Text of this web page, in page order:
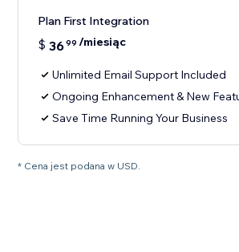
Plan First Integration
$ 3699 /miesiąc
Unlimited Email Support Included
Ongoing Enhancement & New
Save Time Running Your Business
* Cena jest podana w USD.